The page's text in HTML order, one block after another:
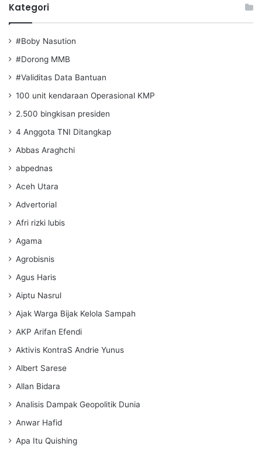
Kategori
#Boby Nasution
#Dorong MMB
#Validitas Data Bantuan
100 unit kendaraan Operasional KMP
2.500 bingkisan presiden
4 Anggota TNI Ditangkap
Abbas Araghchi
abpednas
Aceh Utara
Advertorial
Afri rizki lubis
Agama
Agrobisnis
Agus Haris
Aiptu Nasrul
Ajak Warga Bijak Kelola Sampah
AKP Arifan Efendi
Aktivis KontraS Andrie Yunus
Albert Sarese
Allan Bidara
Analisis Dampak Geopolitik Dunia
Anwar Hafid
Apa Itu Quishing